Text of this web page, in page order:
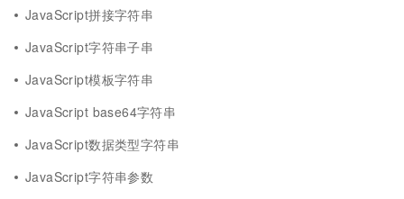
JavaScript拼接字符串
JavaScript字符串子串
JavaScript模板字符串
JavaScript base64字符串
JavaScript数据类型字符串
JavaScript字符串参数